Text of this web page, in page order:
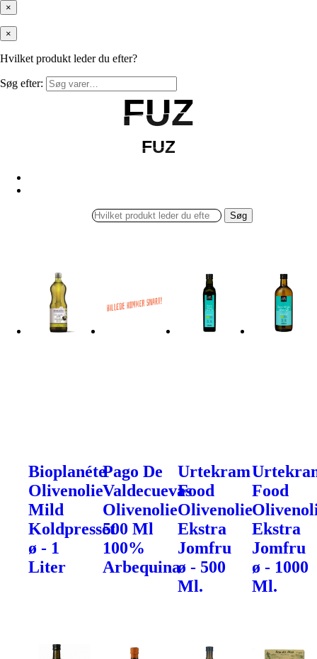
×
×
Hvilket produkt leder du efter?
Søg efter:
FUZ
FUZ
FUZ
FUZ
Søg
Bioplanéte
Olivenolie
Mild
Koldpresset
ø - 1
Liter
Pago De
Valdecuevas
Olivenolie
500 Ml
100%
Arbequina
Urtekram
Food
Olivenolie
Ekstra
Jomfru
ø - 500
Ml.
Food
Ekstra
Jomfru
ø - 1000
Ml.